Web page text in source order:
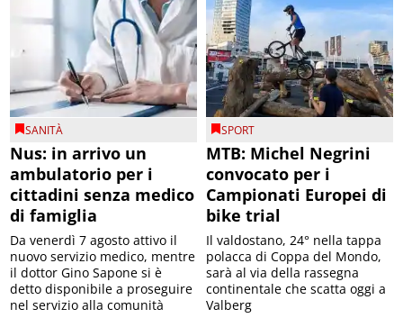
SANITÀ
Nus: in arrivo un
ambulatorio per i
cittadini senza medico
di famiglia
Da venerdì 7 agosto attivo il
nuovo servizio medico, mentre
il dottor Gino Sapone si è
detto disponibile a proseguire
nel servizio alla comunità
SPORT
MTB: Michel Negrini
convocato per i
Campionati Europei di
bike trial
Il valdostano, 24° nella tappa
polacca di Coppa del Mondo,
sarà al via della rassegna
continentale che scatta oggi a
Valberg